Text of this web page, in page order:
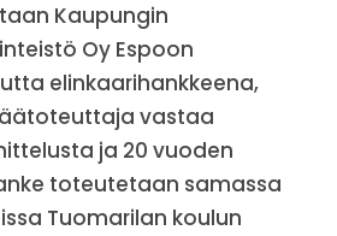
Kaupungin
Oy Espoon
elinkaarihankkeena,
vastaa
ja 20 vuoden
toteutetaan samassa
Tuomarilan koulun